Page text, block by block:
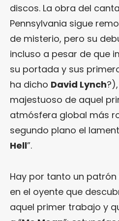
discos. La obra del
Pennsylvania sigue
de misterio, pero su
incluso a pesar de que
su portada y sus
ha dicho David Lynch
majestuoso de aquel
atmósfera global más
segundo plano el
Hell”.
Hay por tanto un
en el oyente que
aquel primer trabajo y